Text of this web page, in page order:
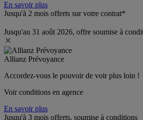
En savoir plus
Jusqu'à 2 mois offerts sur votre contrat*
Jusqu'au 31 août 2026, offre soumise à
Allianz Prévoyance
Accordez-vous le pouvoir de voir plus loin !
Voir conditions en agence
En savoir plus
Jusqu'à 3 mois offerts, soumise à conditions